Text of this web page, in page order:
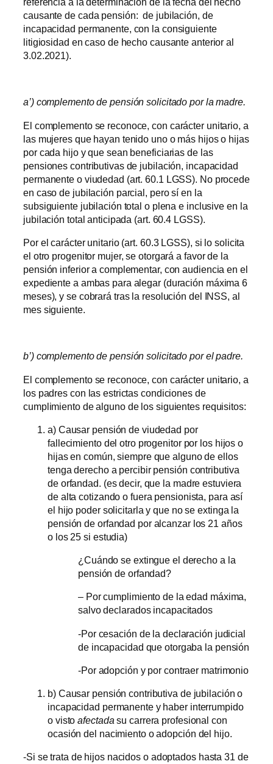
causante de cada pensión: de jubilación, de
incapacidad permanente, con la consiguiente
litigiosidad en caso de hecho causante anterior al
3.02.2021).
a’) complemento de pensión solicitado por la madre.
El complemento se reconoce, con carácter unitario, a
las mujeres que hayan tenido uno o más hijos o hijas
por cada hijo y que sean beneficiarias de las
pensiones contributivas de jubilación, incapacidad
permanente o viudedad (art. 60.1 LGSS). No procede
en caso de jubilación parcial, pero sí en la
subsiguiente jubilación total o plena e inclusive en la
jubilación total anticipada (art. 60.4 LGSS).
Por el carácter unitario (art. 60.3 LGSS), si lo solicita
el otro progenitor mujer, se otorgará a favor de la
pensión inferior a complementar, con audiencia en el
expediente a ambas para alegar (duración máxima 6
meses), y se cobrará tras la resolución del INSS, al
mes siguiente.
b’) complemento de pensión solicitado por el padre.
El complemento se reconoce, con carácter unitario, a
los padres con las estrictas condiciones de
cumplimiento de alguno de los siguientes requisitos:
a) Causar pensión de viudedad por
fallecimiento del otro progenitor por los hijos o
hijas en común, siempre que alguno de ellos
tenga derecho a percibir pensión contributiva
de orfandad. (es decir, que la madre estuviera
de alta cotizando o fuera pensionista, para así
el hijo poder solicitarla y que no se extinga la
pensión de orfandad por alcanzar los 21 años
o los 25 si estudia)
¿Cuándo se extingue el derecho a la
pensión de orfandad?
– Por cumplimiento de la edad máxima,
salvo declarados incapacitados
-Por cesación de la declaración judicial
de incapacidad que otorgaba la pensión
-Por adopción y por contraer matrimonio
b) Causar pensión contributiva de jubilación o
incapacidad permanente y haber interrumpido
o vistoafectada su carrera profesional con
ocasión del nacimiento o adopción del hijo.
-Si se trata de hijos nacidos o adoptados hasta 31 de